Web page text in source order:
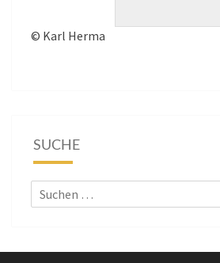
© Karl Herma
SUCHE
Suchen
nach: